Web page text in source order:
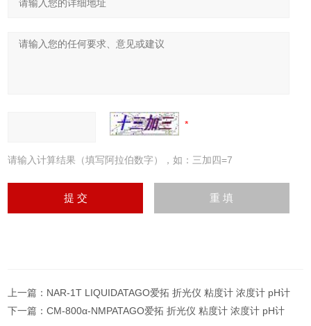
请输入计算结果（填写阿拉伯数字），如：三加四=7
上一篇： NAR-1T LIQUIDATAGO爱拓 折光仪 粘度计 浓度计 pH计
下一篇：CM-800α-NMPATAGO爱拓 折光仪 粘度计 浓度计 pH计